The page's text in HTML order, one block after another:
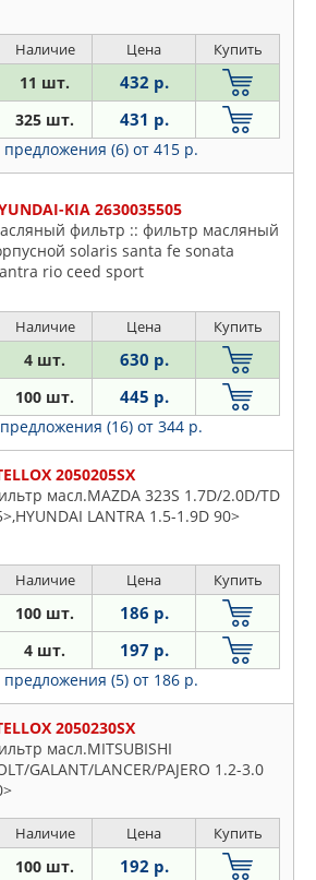
Наличие Цена Купить
11 шт. 432 р.
325 шт. 431 р.
предложения (6) от 415 р.
KIA 2630035505
фильтр :: фильтр масляный
solaris santa fe sonata
rio ceed sport
Наличие Цена Купить
4 шт. 630 р.
100 шт. 445 р.
(16) от 344 р.
2050205SX
масл.MAZDA 323S 1.7D/2.0D/TD
LANTRA 1.5-1.9D 90>
Наличие Цена Купить
100 шт. 186 р.
4 шт. 197 р.
предложения (5) от 186 р.
2050230SX
масл.MITSUBISHI
GALANT/LANCER/PAJERO 1.2-3.0
Наличие Цена Купить
100 шт. 192 р.